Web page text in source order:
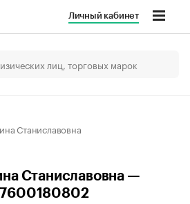
Личный кабинет
Станиславовна
Станиславовна —